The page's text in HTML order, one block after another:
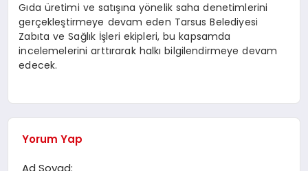
Gıda üretimi ve satışına yönelik saha denetimlerini
gerçekleştirmeye devam eden Tarsus Belediyesi
Zabıta ve Sağlık İşleri ekipleri, bu kapsamda
incelemelerini arttırarak halkı bilgilendirmeye devam
edecek.
Yorum Yap
Ad Soyad: